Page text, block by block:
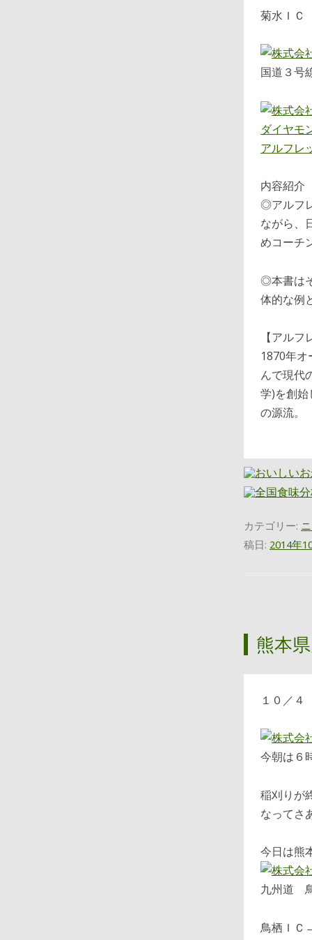
菊水ＩＣ
国道３号
アルフレ
内容紹介
◎アルフ
ながら、
めコーチ
◎本書は
体的な例
【アル
1870年
んで現代
学)を創
の源流。
カテゴリー:
稿日: 2014年
熊本
１０／
今朝は６
稲刈りが
なってさ
今日は熊
九州道
鳥栖ＩＣ